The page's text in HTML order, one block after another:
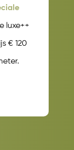
luxe++
€ 120